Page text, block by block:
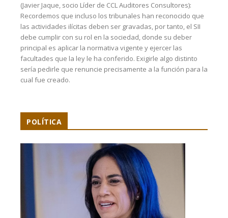
(Javier Jaque, socio Líder de CCL Auditores Consultores):
Recordemos que incluso los tribunales han reconocido que
las actividades ilícitas deben ser gravadas, por tanto, el SII
debe cumplir con su rol en la sociedad, donde su deber
principal es aplicar la normativa vigente y ejercer las
facultades que la ley le ha conferido. Exigirle algo distinto
sería pedirle que renuncie precisamente a la función para la
cual fue creado.
POLÍTICA